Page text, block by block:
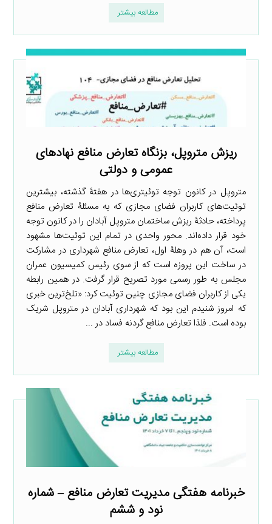
مطالعه بیشتر
ریزش متروپل، بزنگاه تعارض منافع نهادهای
عمومی و دولتی
متروپل در کانون توجه توئیتری‌ها در هفتۀ گذشته، بیشترین
توئیت‌های کاربران فضای مجازی که به مسئلۀ تعارض منافع
پرداخته، حادثۀ ریزش ساختمان متروپل آبادان را در کانون توجه
خود قرار داده‌اند. محور واحدی در تمام این توئیت‌ها مشهود
است، آن هم در وهلۀ اول، تعارض منافع شهرداری در مشارکت
در ساخت این پروزه است که از سوی رئیس کمیسیون عمران
مجلس به طور رسمی مورد تصریح قرار گرفت. در همین رابطه
یکی از کاربران فضای مجازی چنین توئیت کرد: «تلخ‌ترین خبری
که امروز شنیدم این بود که شهرداری آبادان در متروپل شریک
بوده است. فلذا تعارض منافع گردنه فساد در ...
مطالعه بیشتر
خبرنامه هفتگی مدیریت تعارض منافع – شماره
نود و ششم